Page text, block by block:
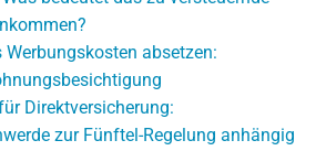
absetzen:
Direktversicherung:
zur Fünftel-Regelung anhängig